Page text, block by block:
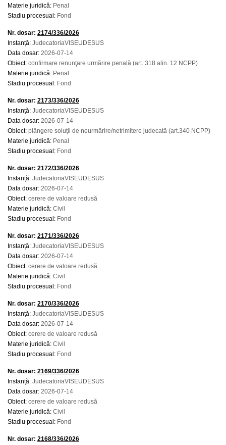
Materie juridică: Penal
Stadiu procesual: Fond
Nr. dosar: 2174/336/2026
Instanță: JudecatoriaVISEUDESUS
Data dosar: 2026-07-14
Obiect: confirmare renunţare urmărire penală (art. 318 alin. 12 NCPP)
Materie juridică: Penal
Stadiu procesual: Fond
Nr. dosar: 2173/336/2026
Instanță: JudecatoriaVISEUDESUS
Data dosar: 2026-07-14
Obiect: plângere soluţii de neurmărire/netrimitere judecată (art.340 NCPP)
Materie juridică: Penal
Stadiu procesual: Fond
Nr. dosar: 2172/336/2026
Instanță: JudecatoriaVISEUDESUS
Data dosar: 2026-07-14
Obiect: cerere de valoare redusă
Materie juridică: Civil
Stadiu procesual: Fond
Nr. dosar: 2171/336/2026
Instanță: JudecatoriaVISEUDESUS
Data dosar: 2026-07-14
Obiect: cerere de valoare redusă
Materie juridică: Civil
Stadiu procesual: Fond
Nr. dosar: 2170/336/2026
Instanță: JudecatoriaVISEUDESUS
Data dosar: 2026-07-14
Obiect: cerere de valoare redusă
Materie juridică: Civil
Stadiu procesual: Fond
Nr. dosar: 2169/336/2026
Instanță: JudecatoriaVISEUDESUS
Data dosar: 2026-07-14
Obiect: cerere de valoare redusă
Materie juridică: Civil
Stadiu procesual: Fond
Nr. dosar: 2168/336/2026